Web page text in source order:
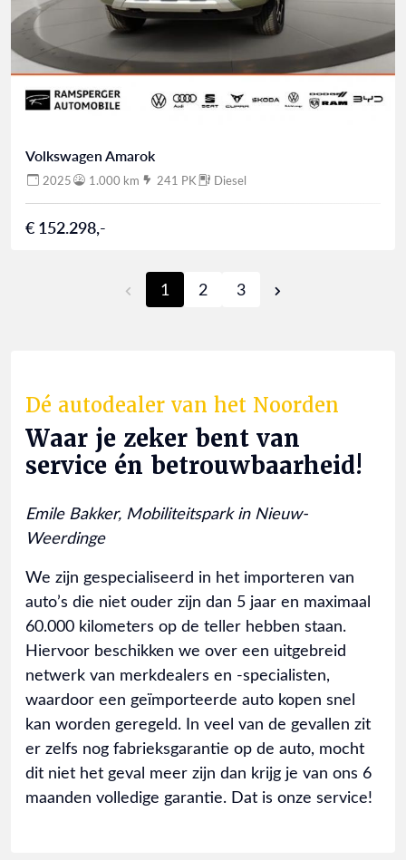
Volkswagen Amarok
2025 1.000 km 241 PK Diesel
€ 152.298,-
1 2 3
Dé autodealer van het Noorden
Waar je zeker bent van
service én betrouwbaarheid!
Emile Bakker, Mobiliteitspark in Nieuw-
Weerdinge
We zijn gespecialiseerd in het importeren van
auto’s die niet ouder zijn dan 5 jaar en maximaal
60.000 kilometers op de teller hebben staan.
Hiervoor beschikken we over een uitgebreid
netwerk van merkdealers en -specialisten,
waardoor een geïmporteerde auto kopen snel
kan worden geregeld. In veel van de gevallen zit
er zelfs nog fabrieksgarantie op de auto, mocht
dit niet het geval meer zijn dan krijg je van ons 6
maanden volledige garantie. Dat is onze service!